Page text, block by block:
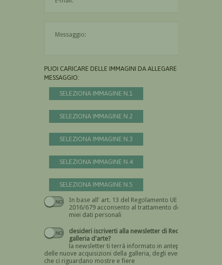
PUOI CARICARE DELLE IMMAGINI DA ALLEGARE AL
MESSAGGIO:
SELEZIONA IMMAGINE N.1
SELEZIONA IMMAGINE N.2
SELEZIONA IMMAGINE N.3
SELEZIONA IMMAGINE N.4
SELEZIONA IMMAGINE N.5
In base all' art. 13 del Regolamento UE n.
2016/679 acconsento al trattamento dei
miei dati personali
Devi dare il consenso
desideri iscriverti alla newsletter di Recta
galleria d'arte?
la newsletter ti terrà informato in anteprima
delle nuove acquisizioni della galleria, degli eventi
che ci riguardano mostre e fiere